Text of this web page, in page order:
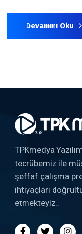
Devamını Oku
TPKmedya
tecrübemiz ile
şeffaf çalışma
ihtiyaçları
etmekteyiz..